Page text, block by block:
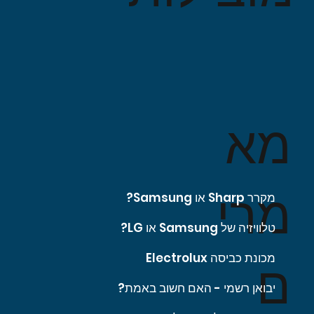
מא
מרי
ם
מקרר Sharp או Samsung?
טלוויזיה של Samsung או LG?
מכונת כביסה Electrolux
יבואן רשמי - האם חשוב באמת?